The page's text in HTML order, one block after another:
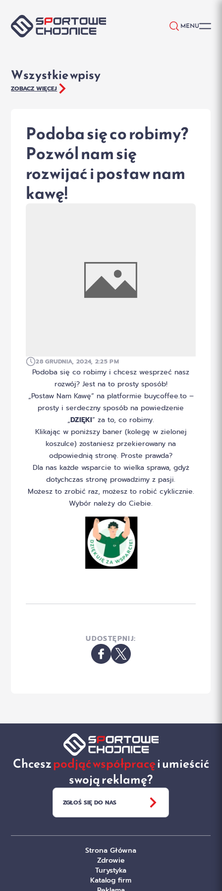
MENU
Wszystkie wpisy
ZOBACZ WIĘCEJ
Podoba się co robimy?
Pozwól nam się
rozwijać i postaw nam
kawę!
28 GRUDNIA, 2024, 2:25 PM
Podoba się co robimy i chcesz wesprzeć nasz
rozwój? Jest na to prosty sposób!
„Postaw Nam Kawę” na platformie buycoffee.to –
prosty i serdeczny sposób na powiedzenie
„DZIĘKI” za to, co robimy.
Klikając w poniższy baner (kolegę w zielonej
koszulce) zostaniesz przekierowany na
odpowiednią stronę. Proste prawda?
Dla nas każde wsparcie to wielka sprawa, gdyż
dotychczas stronę prowadzimy z pasji.
Możesz to zrobić raz, możesz to robić cyklicznie.
Wybór należy do Ciebie.
UDOSTĘPNIJ:
Chceszpodjąć współpracęi umieścić
swoją reklamę?
ZGŁOŚ SIĘ DO NAS
Strona Główna
Zdrowie
Turystyka
Katalog firm